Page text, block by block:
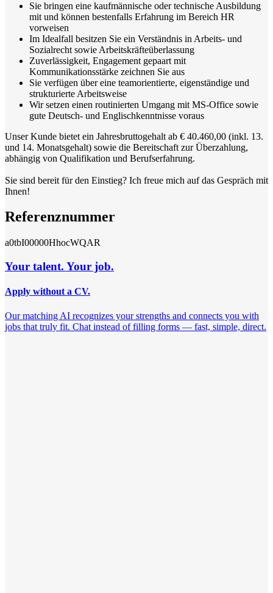
Sie bringen eine kaufmännische oder technische Ausbildung
mit und können bestenfalls Erfahrung im Bereich HR
vorweisen
Im Idealfall besitzen Sie ein Verständnis in Arbeits- und
Sozialrecht sowie Arbeitskräfteüberlassung
Zuverlässigkeit, Engagement gepaart mit
Kommunikationsstärke zeichnen Sie aus
Sie verfügen über eine teamorientierte, eigenständige und
strukturierte Arbeitsweise
Wir setzen einen routinierten Umgang mit MS-Office sowie
gute Deutsch- und Englischkenntnisse voraus
Unser Kunde bietet ein Jahresbruttogehalt ab € 40.460,00 (inkl. 13.
und 14. Monatsgehalt) sowie die Bereitschaft zur Überzahlung,
abhängig von Qualifikation und Berufserfahrung.
Sie sind bereit für den Einstieg? Ich freue mich auf das Gespräch mit
Ihnen!
Referenznummer
a0tbI00000HhocWQAR
Your talent. Your job.
Apply without a CV.
Our matching AI recognizes your strengths and connects you with
jobs that truly fit. Chat instead of filling forms — fast, simple, direct.